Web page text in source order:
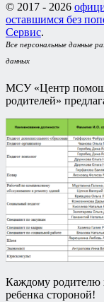
© 2017 - 2026
оставшимся без
Сервис.
Все персональные данные
данных
МСУ «Центр
родителей»
Каждому родителю
ребенка стороной!